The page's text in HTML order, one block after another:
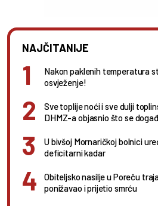
NAJČITANIJE
Nakon paklenih temperatura
osvježenje!
Sve toplije noći i sve dulji
DHMZ-a objasnio što se
U bivšoj Mornaričkoj bolnici
deficitarni kadar
Obiteljsko nasilje u Poreču
ponižavao i prijetio smrću